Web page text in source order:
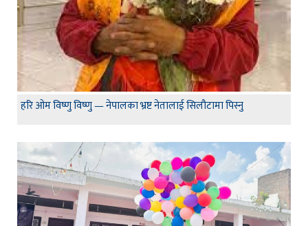
हरि ओम विष्णु विष्णु — नेपालका भ्रष्ट नेतालाई सिलौटामा पिस्नु